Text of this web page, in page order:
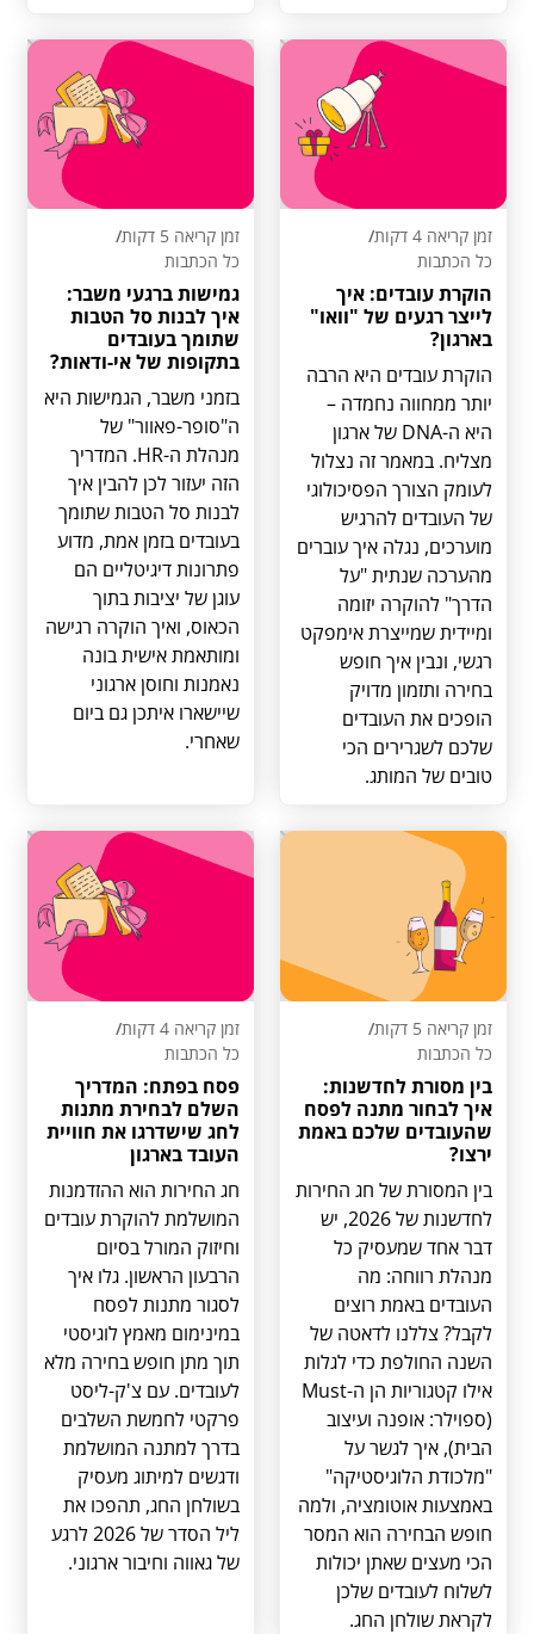
זמן קריאה 4 דקות
/
כל הכתבות
הוקרת עובדים: איך
לייצר רגעים של "וואו"
בארגון?
הוקרת עובדים היא הרבה
יותר ממחווה נחמדה –
היא ה-DNA של ארגון
מצליח. במאמר זה נצלול
לעומק הצורך הפסיכולוגי
של העובדים להרגיש
מוערכים, נגלה איך עוברים
מהערכה שנתית "על
הדרך" להוקרה יזומה
ומיידית שמייצרת אימפקט
רגשי, ונבין איך חופש
בחירה ותזמון מדויק
הופכים את העובדים
שלכם לשגרירים הכי
טובים של המותג.
זמן קריאה 5 דקות
/
כל הכתבות
גמישות ברגעי משבר:
איך לבנות סל הטבות
שתומך בעובדים
בתקופות של אי-ודאות?
בזמני משבר, הגמישות היא
ה"סופר-פאוור" של
מנהלת ה-HR. המדריך
הזה יעזור לכן להבין איך
לבנות סל הטבות שתומך
בעובדים בזמן אמת, מדוע
פתרונות דיגיטליים הם
עוגן של יציבות בתוך
הכאוס, ואיך הוקרה רגישה
ומותאמת אישית בונה
נאמנות וחוסן ארגוני
שיישארו איתכן גם ביום
שאחרי.
זמן קריאה 5 דקות
/
כל הכתבות
בין מסורת לחדשנות:
איך לבחור מתנה לפסח
שהעובדים שלכם באמת
ירצו?
בין המסורת של חג החירות
לחדשנות של 2026, יש
דבר אחד שמעסיק כל
מנהלת רווחה: מה
העובדים באמת רוצים
לקבל? צללנו לדאטה של
השנה החולפת כדי לגלות
אילו קטגוריות הן ה-Must
(ספוילר: אופנה ועיצוב
הבית), איך לגשר על
"מלכודת הלוגיסטיקה"
באמצעות אוטומציה, ולמה
חופש הבחירה הוא המסר
הכי מעצים שאתן יכולות
לשלוח לעובדים שלכן
לקראת שולחן החג.
זמן קריאה 4 דקות
/
כל הכתבות
פסח בפתח: המדריך
השלם לבחירת מתנות
לחג שישדרגו את חוויית
העובד בארגון
חג החירות הוא ההזדמנות
המושלמת להוקרת עובדים
וחיזוק המורל בסיום
הרבעון הראשון. גלו איך
לסגור מתנות לפסח
במינימום מאמץ לוגיסטי
תוך מתן חופש בחירה מלא
לעובדים. עם צ'ק-ליסט
פרקטי לחמשת השלבים
בדרך למתנה המושלמת
ודגשים למיתוג מעסיק
בשולחן החג, תהפכו את
ליל הסדר של 2026 לרגע
של גאווה וחיבור ארגוני.